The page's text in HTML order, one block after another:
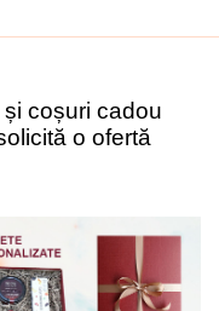
coșuri cadou
o ofertă